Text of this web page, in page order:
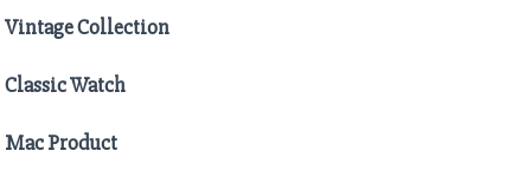
n
e
Vintage Collection
Classic Watch
Mac Product